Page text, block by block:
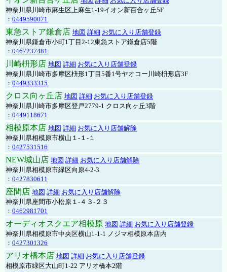
神奈川県川崎市麻生区上麻生1-19イオン新百合ヶ丘5F
： 0449590071
東急ストア鎌倉店 地図 詳細 お気に入り店舗登録
神奈川県鎌倉市小町1丁目2-12東急ストア鎌倉店5階
： 0467237481
川崎枡形店 地図 詳細 お気に入り店舗登録
神奈川県川崎市多摩区枡形1丁目5番1号ヤオコー川崎枡形店3F
： 0449333315
クロス向ヶ丘店 地図 詳細 お気に入り店舗登録
神奈川県川崎市多摩区登戸2779-1 クロス向ヶ丘3階
： 0449118671
相模原本店 地図 詳細 お気に入り店舗解除
神奈川県相模原市横山１-１-１
： 0427531516
NEW城山店 地図 詳細 お気に入り店舗解除
神奈川県相模原市緑区向原4-2-3
： 0427830611
座間店 地図 詳細 お気に入り店舗解除
神奈川県座間市小松原１-４３-２３
： 0462981701
オーディオスクエア相模原 地図 詳細 お気に入り店舗登録
神奈川県相模原市中央区横山1-1-1 ノジマ相模原本店内
： 0427301326
アリオ橋本店 地図 詳細 お気に入り店舗登録
相模原市緑区大山町1-22 アリオ橋本2階